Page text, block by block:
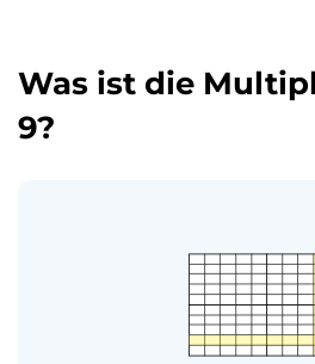
Was ist die
9?